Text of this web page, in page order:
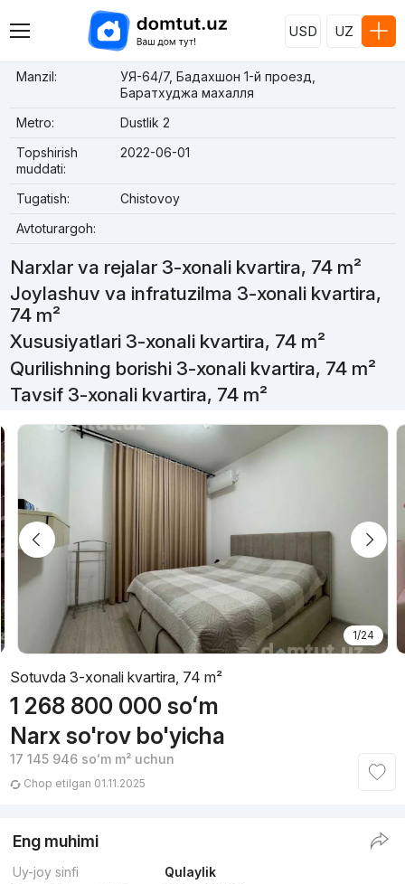
USD UZ
Manzil:
УЯ-64/7, Бадахшон 1-й проезд,
Баратхуджа махалля
Metro:
Dustlik 2
Topshirish
muddati:
2022-06-01
Tugatish:
Chistovoy
Avtoturargoh:
Narxlar va rejalar 3-xonali kvartira, 74 m²
Joylashuv va infratuzilma 3-xonali kvartira,
74 m²
Xususiyatlari 3-xonali kvartira, 74 m²
Qurilishning borishi 3-xonali kvartira, 74 m²
Tavsif 3-xonali kvartira, 74 m²
1/24
Sotuvda 3-xonali kvartira, 74 m²
1 268 800 000 soʻm
Narx so'rov bo'yicha
17 145 946 soʻmm² uchun
Chop etilgan 01.11.2025
Eng muhimi
Uy-joy sinfi
Qulaylik